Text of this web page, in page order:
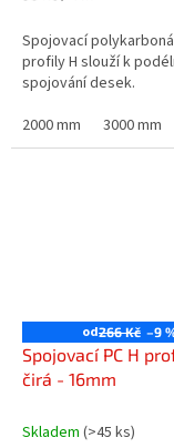
Spojovací
profily H slouží k
spojování desek.
2000 mm
3000 mm
od266 Kč –9
Spojovací PC H
čirá - 16mm
Skladem (>45 ks)